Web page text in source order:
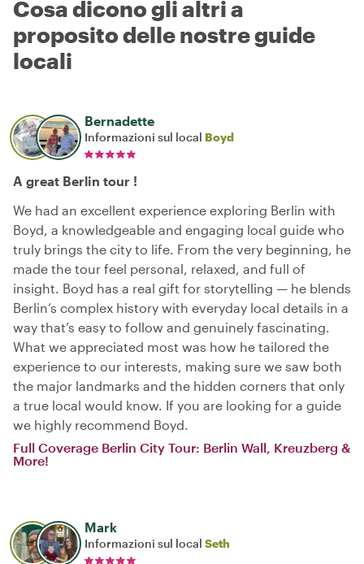
Cosa dicono gli altri a
proposito delle nostre guide
locali
Bernadette
Informazioni sul local Boyd
A great Berlin tour !
We had an excellent experience exploring Berlin with
Boyd, a knowledgeable and engaging local guide who
truly brings the city to life. From the very beginning, he
made the tour feel personal, relaxed, and full of
insight. Boyd has a real gift for storytelling — he blends
Berlin’s complex history with everyday local details in a
way that’s easy to follow and genuinely fascinating.
What we appreciated most was how he tailored the
experience to our interests, making sure we saw both
the major landmarks and the hidden corners that only
a true local would know. If you are looking for a guide
we highly recommend Boyd.
Full Coverage Berlin City Tour: Berlin Wall, Kreuzberg &
More!
Mark
Informazioni sul local Seth